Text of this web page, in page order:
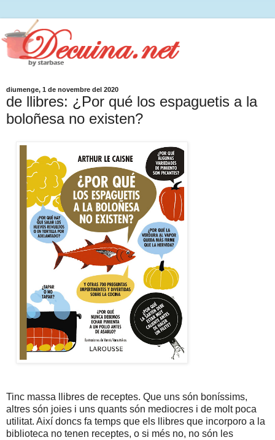
diumenge, 1 de novembre del 2020
de llibres: ¿Por qué los espaguetis a la
boloñesa no existen?
Tinc massa llibres de receptes. Que uns són boníssims,
altres són joies i uns quants són mediocres i de molt poca
utilitat. Així doncs fa temps que els llibres que incorporo a la
biblioteca no tenen receptes, o si més no, no són les